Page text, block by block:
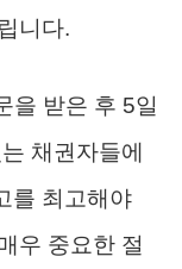
니다.
을 받은 후 5일
채권자들에
를 최고해야
우 중요한 절